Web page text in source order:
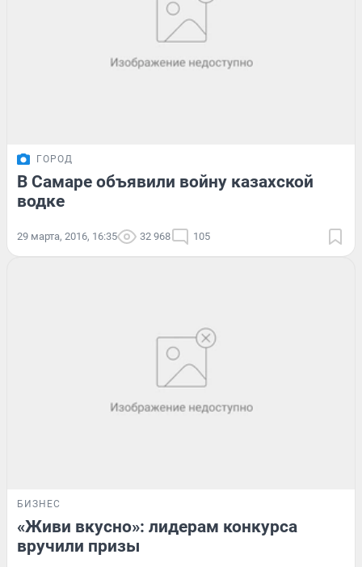
ГОРОД
В Самаре объявили войну казахской
водке
29 марта, 2016, 16:35 32 968 105
БИЗНЕС
«Живи вкусно»: лидерам конкурса
вручили призы